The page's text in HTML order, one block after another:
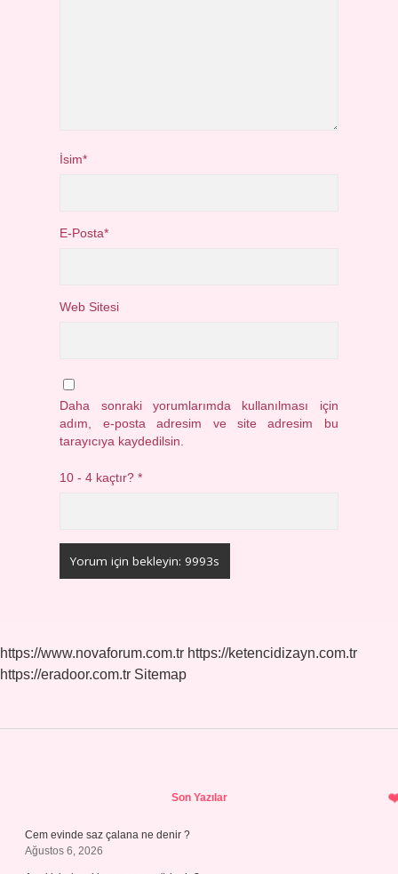
İsim*
E-Posta*
Web Sitesi
Daha sonraki yorumlarımda kullanılması için
adım, e-posta adresim ve site adresim bu
tarayıcıya kaydedilsin.
10 - 4 kaçtır?*
https://www.novaforum.com.tr https://ketencidizayn.com.tr
https://eradoor.com.tr Sitemap
Son Yazılar
Cem evinde saz çalana ne denir ?
Ağustos 6, 2026